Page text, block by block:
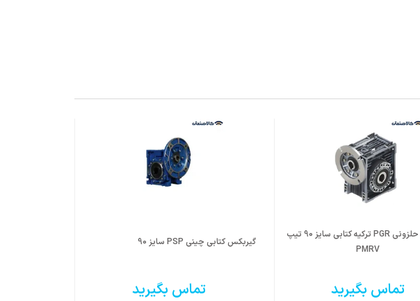
گیربکس حلزونی PGR ترکیه کتابی سایز 90 تیپ
PMRV
تماس بگیرید
گیربکس کتابی چینی PSP سایز 90
تماس بگیرید